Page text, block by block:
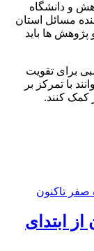
و دانشگاه
مسائل استان
پژوهش ها باید
برای تقویت
با تمرکز بر
کمک کنند.
از ابتدای